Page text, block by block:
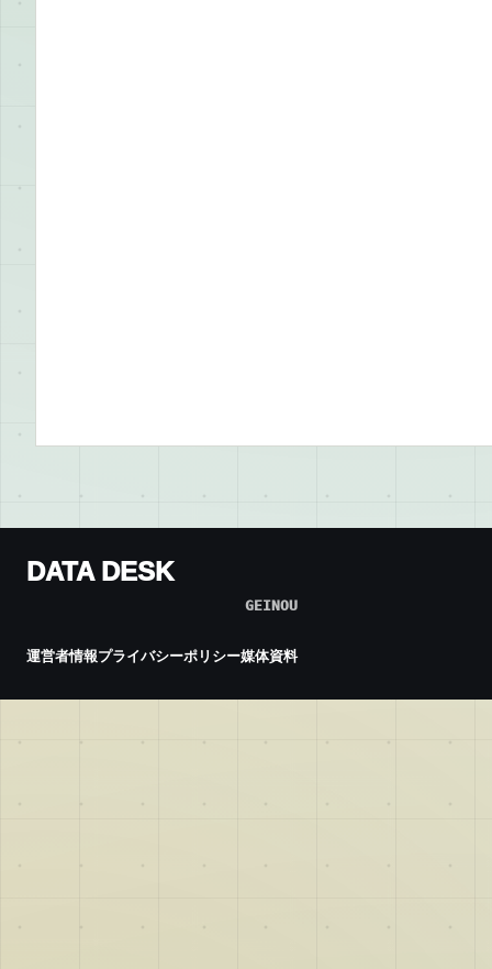
DATA DESK
GEINOU
運営者情報プライバシーポリシー媒体資料